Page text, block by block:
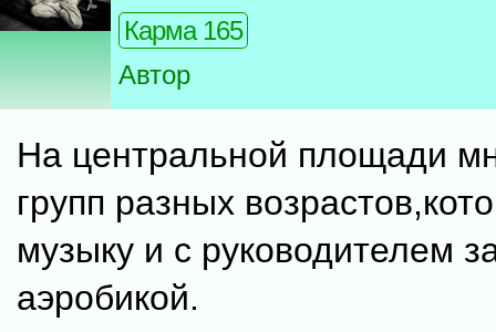
Карма 165
Автор
На центральной площади
групп разных
музыку и с руководителем
аэробикой.